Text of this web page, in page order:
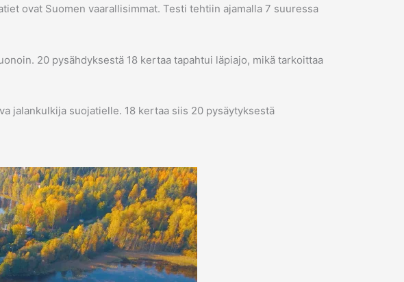
ovat Suomen vaarallisimmat. Testi tehtiin ajamalla 7 suuressa
20 pysähdyksestä 18 kertaa tapahtui läpiajo, mikä tarkoittaa
jalankulkija suojatielle. 18 kertaa siis 20 pysäytyksestä